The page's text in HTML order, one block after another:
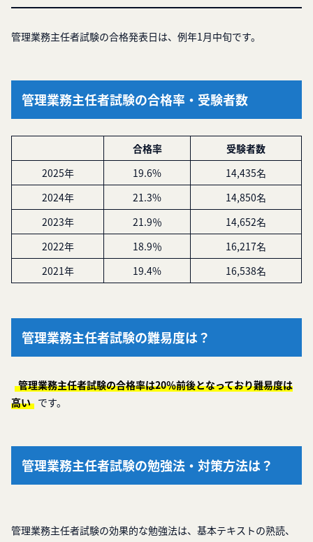
管理業務主任者試験の合格発表日は、例年1月中旬です。
管理業務主任者試験の合格率・受験者数
合格率
受験者数
2025年
19.6%
14,435名
2024年
21.3%
14,850名
2023年
21.9％
14,652名
2022年
18.9％
16,217名
2021年
19.4% 16,538名
管理業務主任者試験の難易度は？
管理業務主任者試験の合格率は20％前後となっており難易度は
高い です。
管理業務主任者試験の勉強法・対策方法は？
管理業務主任者試験の効果的な勉強法は、基本テキストの熟読、